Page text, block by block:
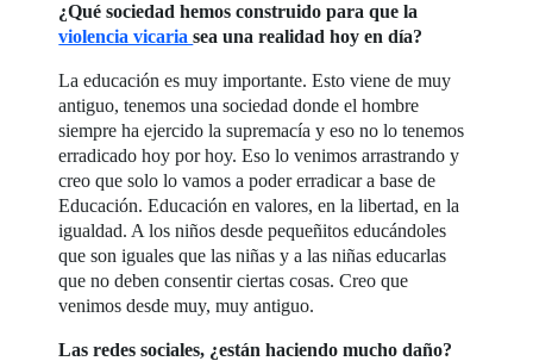
¿Qué sociedad hemos construido para que la
violencia vicariasea una realidad hoy en día?
La educación es muy importante. Esto viene de muy
antiguo, tenemos una sociedad donde el hombre
siempre ha ejercido la supremacía y eso no lo tenemos
erradicado hoy por hoy. Eso lo venimos arrastrando y
creo que solo lo vamos a poder erradicar a base de
Educación. Educación en valores, en la libertad, en la
igualdad. A los niños desde pequeñitos educándoles
que son iguales que las niñas y a las niñas educarlas
que no deben consentir ciertas cosas. Creo que
venimos desde muy, muy antiguo.
Las redes sociales, ¿están haciendo mucho daño?